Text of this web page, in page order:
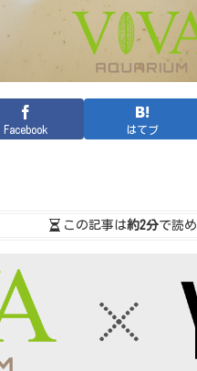
Facebook はてブ
この記事は約2分で読め